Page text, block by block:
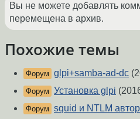
Вы не можете добавлять
перемещена в архив.
Похожие темы
Форум glpi+samba-ad-dc
Форум Установка glpi
Форум squid и NTLM